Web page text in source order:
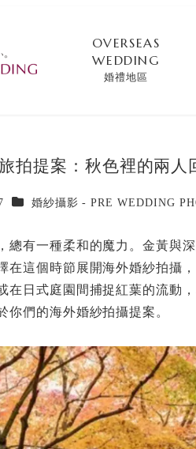
OVERSEAS
WEDDING
婚禮地區
拍提案：秋色裡的兩人
カテゴリー
婚紗攝影 - PRE WEDDING
總有一種柔和的魔力。金黃與
在這個時節展開海外婚紗拍攝
在日式庭園間捕捉紅葉的流動
你們的海外婚紗拍攝提案。